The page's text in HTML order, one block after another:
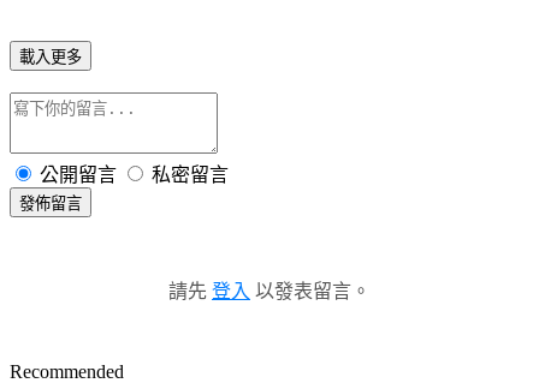
載入更多
公開留言 私密留言
發佈留言
請先 登入 以發表留言。
Recommended